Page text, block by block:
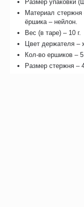
Размер упаковки
Материал стержня
ёршика – нейлон.
Вес (в таре) – 10 г.
Цвет держателя –
Кол-во ершиков –
Размер стержня –